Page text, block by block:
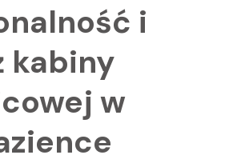
i
kabiny
w